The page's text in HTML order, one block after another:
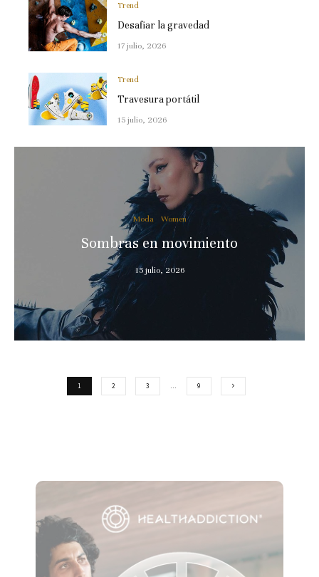
Trend
Desafiar la gravedad
17 julio, 2026
Trend
Travesura portátil
15 julio, 2026
Moda Women
Sombras en movimiento
15 julio, 2026
1 2 3 9